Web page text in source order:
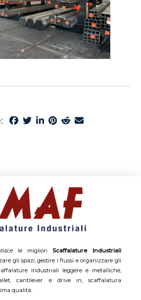
le miglioriScaffalature Industriali
gli spazi, gestire i flussi e organizzare gli
industriali leggere e metalliche,
cantilever e drive in, scaffalatura
qualità.